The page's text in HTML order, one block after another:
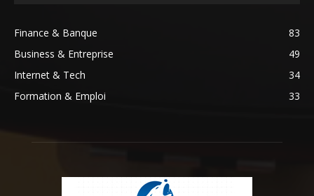
Finance & Banque
83
Business & Entreprise
49
Internet & Tech
34
Formation & Emploi
33